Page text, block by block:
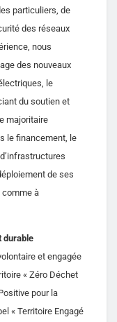
particuliers, de
des réseaux
nous
des nouveaux
le
du soutien et
majoritaire
le financement, le
de ses
comme à
durable
et engagée
« Zéro Déchet
pour la
« Territoire Engagé